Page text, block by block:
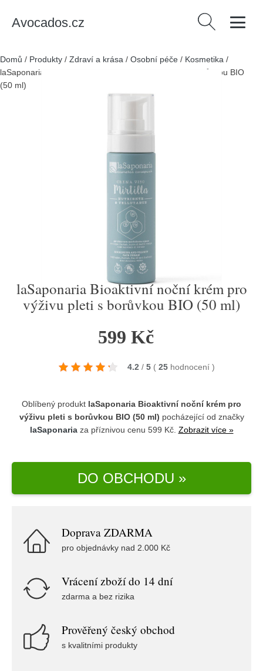
Avocados.cz Vyhledávání
Domů / Produkty / Zdraví a krása / Osobní péče / Kosmetika /
laSaponaria Bioaktivní noční krém pro výživu pleti s borůvkou BIO
(50 ml)
laSaponaria Bioaktivní noční krém pro
výživu pleti s borůvkou BIO (50 ml)
599 Kč
4.2 / 5 ( 25 hodnocení )
Oblíbený produkt laSaponaria Bioaktivní noční krém pro
výživu pleti s borůvkou BIO (50 ml) pocházející od značky
laSaponariaza příznivou cenu 599 Kč. Zobrazit více »
DO OBCHODU »
Doprava ZDARMA
pro objednávky nad 2.000 Kč
Vrácení zboží do 14 dní
zdarma a bez rizika
Prověřený český obchod
s kvalitními produkty